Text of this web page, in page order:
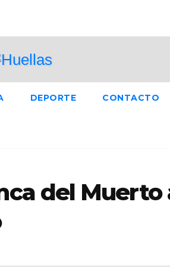
DEPORTE CONTACTO
del Muerto